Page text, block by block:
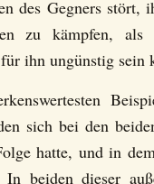
des Gegners
zu kämpfen, als
ihn ungünstig sein
sich bei den
hatte, und in
In beiden dieser